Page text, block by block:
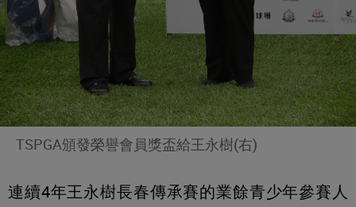
TSPGA頒發榮譽會員獎盃給王永樹(右)
連續4年王永樹長春傳承賽的業餘青少年參賽人